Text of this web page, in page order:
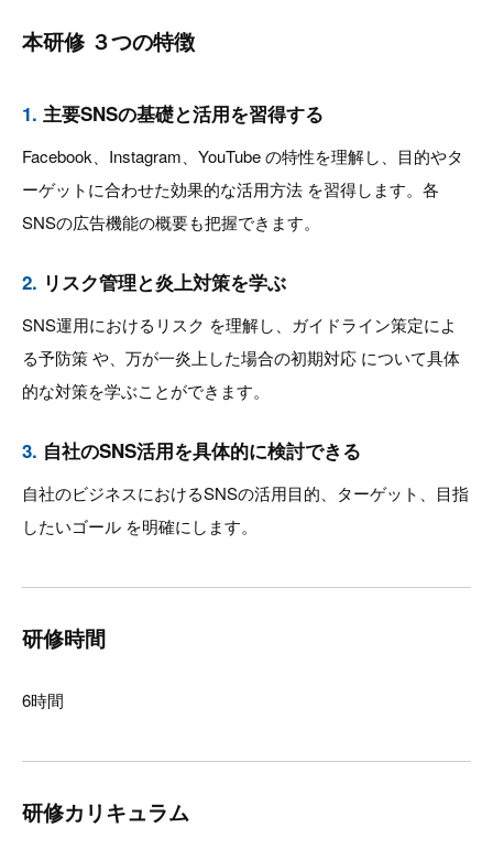
本研修 ３つの特徴
1. 主要SNSの基礎と活用を習得する
Facebook、Instagram、YouTube の特性を理解し、目的やタ
ーゲットに合わせた効果的な活用方法 を習得します。各
SNSの広告機能の概要も把握できます。
2. リスク管理と炎上対策を学ぶ
SNS運用におけるリスク を理解し、ガイドライン策定によ
る予防策 や、万が一炎上した場合の初期対応 について具体
的な対策を学ぶことができます。
3. 自社のSNS活用を具体的に検討できる
自社のビジネスにおけるSNSの活用目的、ターゲット、目指
したいゴール を明確にします。
研修時間
6時間
研修カリキュラム